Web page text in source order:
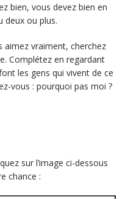
bien, vous devez bien en
deux ou plus.
aimez vraiment, cherchez
Complétez en regardant
les gens qui vivent de ce
vous : pourquoi pas moi ?
sur l’image ci-dessous
chance :